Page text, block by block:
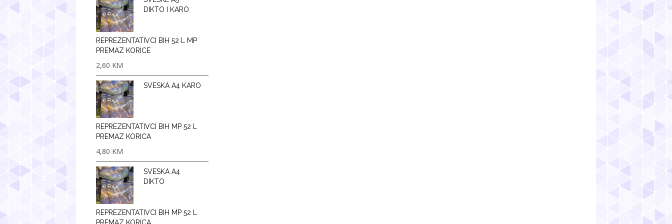
DIKTO I KARO
REPREZENTATIVCI BIH 52 L MP
PREMAZ KORICE
2,60 KM
SVESKA A4 KARO
REPREZENTATIVCI BIH MP 52 L
PREMAZ KORICA
4,80 KM
SVESKA A4
DIKTO
REPREZENTATIVCI BIH MP 52 L